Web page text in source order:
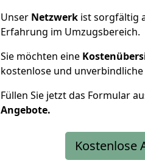
Unser Netzwerk ist sorgfältig
Erfahrung im Umzugsbereich.
Sie möchten eine
kostenlose und
Füllen Sie jetzt das Formular
Angebote.
Kostenlose